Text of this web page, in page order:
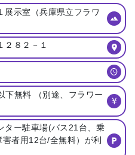
示室（兵庫県立フラワ
２８２－１
下無料 （別途、フラワー
ター駐車場(バス21台、乗
者用12台/全無料）が利